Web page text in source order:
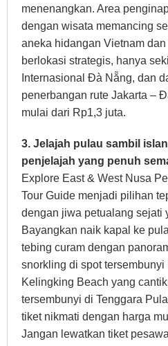
menenangkan. Area
dengan wisata memancing
aneka hidangan Vietnam
berlokasi strategis, hanya
Internasional Đà Nẵng, dan
penerbangan rute Jakarta –
mulai dari Rp1,3 juta.
3. Jelajah pulau sambil
penjelajah yang penuh
Explore East & West Nusa
Tour Guide menjadi pilihan
dengan jiwa petualang sejati
Bayangkan naik kapal ke
tebing curam dengan
snorkling di spot
Kelingking Beach yang
tersembunyi di Tenggara
tiket nikmati dengan harga
Jangan lewatkan tiket